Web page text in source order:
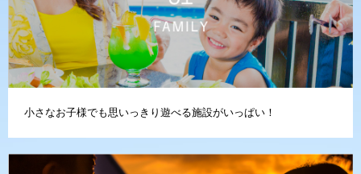
小さなお子様でも思いっきり遊べる施設がいっぱい！